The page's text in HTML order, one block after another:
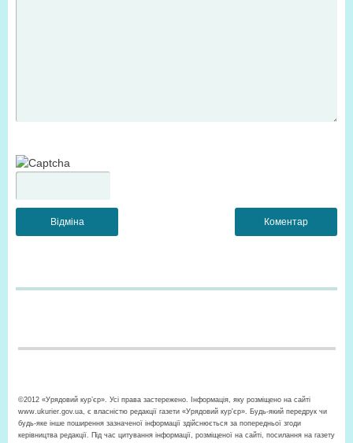
©2012 «Урядовий кур’єр». Усі права застережено. Інформація, яку розміщено на сайті
www.ukurier.gov.ua, є власністю редакції газети «Урядовий кур'єр». Будь-який передрук чи
будь-яке інше поширення зазначеної інформації здійснюється за попередньої згоди
керівництва редакції. Під час цитування інформації, розміщеної на сайті, посилання на газету